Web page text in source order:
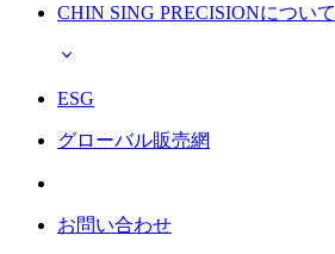
CHIN SING PRECISIONについて
ESG
グローバル販売網
お問い合わせ